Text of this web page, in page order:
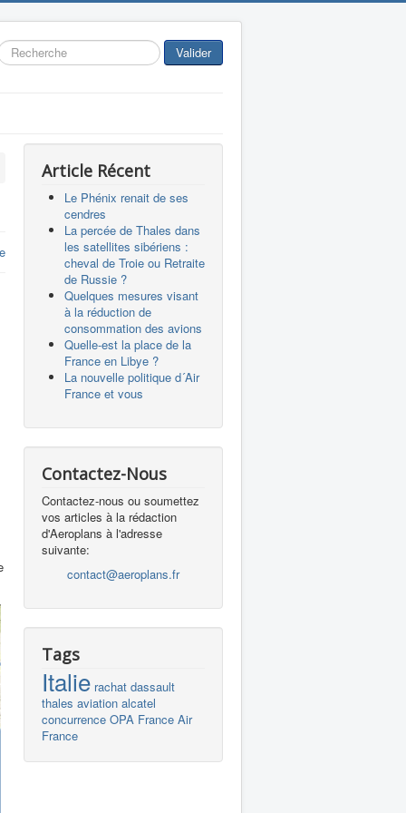
Valider
Article Récent
Le Phénix renait de ses
cendres
La percée de Thales dans
les satellites sibériens :
cheval de Troie ou Retraite
de Russie ?
Quelques mesures visant
à la réduction de
consommation des avions
Quelle-est la place de la
France en Libye ?
La nouvelle politique d´Air
France et vous
Contactez-Nous
Contactez-nous ou soumettez
vos articles à la rédaction
d'Aeroplans à l'adresse
suivante:
contact@aeroplans.fr
Tags
Italie rachat dassault
thales aviation alcatel
concurrence OPA France Air
France